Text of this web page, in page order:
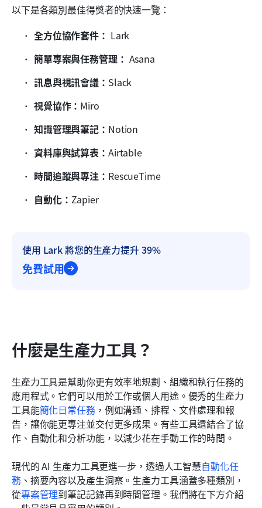
以下是各類別最佳得獎者的快速一覽：
全方位協作套件： Lark
簡單專案與任務管理： Asana
訊息與視訊會議： Slack
視覺協作： Miro
知識管理與筆記： Notion
資料庫與試算表： Airtable
時間追蹤與專注： RescueTime
自動化： Zapier
使用 Lark 將您的生產力提升 39%
免費試用
什麼是生產力工具？
生產力工具是幫助你更有效率地規劃、組織和執行任務的
應用程式。它們可以用於工作或個人用途。優秀的生產力
工具能簡化日常任務，例如溝通、排程、文件處理和報
告，讓你能更專注並交付更多成果。有些工具還結合了協
作、自動化和分析功能，以減少花在手動工作的時間。
現代的 AI 生產力工具更進一步，透過人工智慧自動化任
務、摘要內容以及產生洞察。生產力工具涵蓋多種類別，
從專案管理到筆記記錄再到時間管理。我們將在下方介紹
相關閱讀